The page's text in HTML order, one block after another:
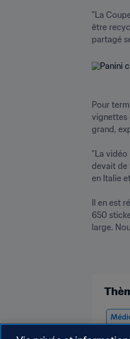
"La
être
partagé
Pour
vignettes
grand,
"La vidéo
devait de
en Italie
Il en est
650